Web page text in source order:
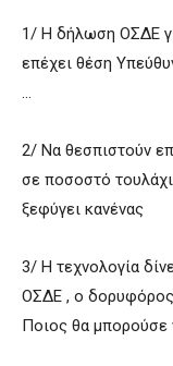
1/ Η δήλωση ΟΣΔΕ
επέχει θέση
…
2/ Να θεσπιστούν
σε ποσοστό
ξεφύγει κανένας
3/ Η τεχνολογία
ΟΣΔΕ , ο δορυφόρος
Ποιος θα μπορούσε